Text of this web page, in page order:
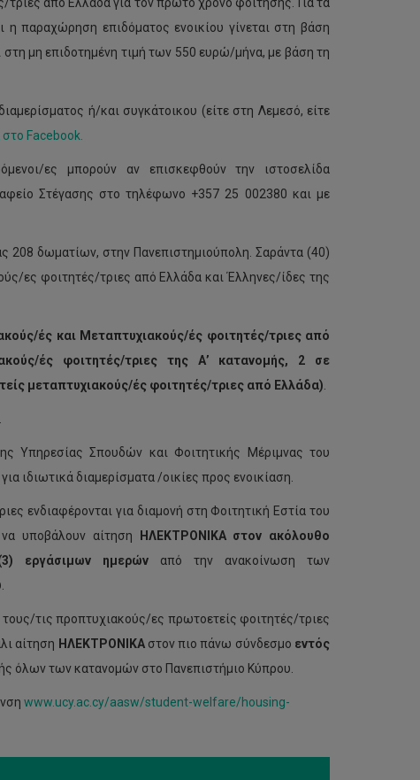
παραχώρηση επιδόματος ενοικίου γίνεται στη βάση
μη επιδοτημένη τιμή των 550 ευρώ/μήνα, με βάση τη
ή/και συγκάτοικου (είτε στη Λεμεσό, είτε
Facebook.
ες μπορούν αν επισκεφθούν την ιστοσελίδα
Στέγασης στο τηλέφωνο +357 25 002380 και με
208 δωματίων, στην Πανεπιστημιούπολη. Σαράντα (40)
ες φοιτητές/τριες από Ελλάδα και Έλληνες/ίδες της
ές και Μεταπτυχιακούς/ές φοιτητές/τριες από
ές φοιτητές/τριες της Α’ κατανομής, 2 σε
μεταπτυχιακούς/ές φοιτητές/τριες από Ελλάδα)
Υπηρεσίας Σπουδών και Φοιτητικής Μέριμνας του
ιδιωτικά διαμερίσματα /οικίες προς ενοικίαση.
ενδιαφέρονται για διαμονή στη Φοιτητική Εστία του
υποβάλουν αίτηση ΗΛΕΚΤΡΟΝΙΚΑ στον ακόλουθο
εργάσιμων ημερώναπό την ανακοίνωση των
τις προπτυχιακούς/ες πρωτοετείς φοιτητές/τριες
αίτηση ΗΛΕΚΤΡΟΝΙΚΑστον πιο πάνω σύνδεσμο εντός
όλων των κατανομών στο Πανεπιστήμιο Κύπρου.
www.ucy.ac.cy/aasw/student-welfare/housing-